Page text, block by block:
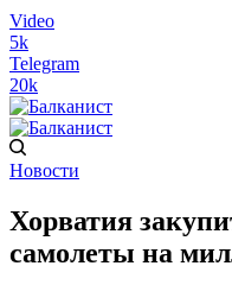
Video
5k
Telegram
20k
Новости
Хорватия
самолеты на